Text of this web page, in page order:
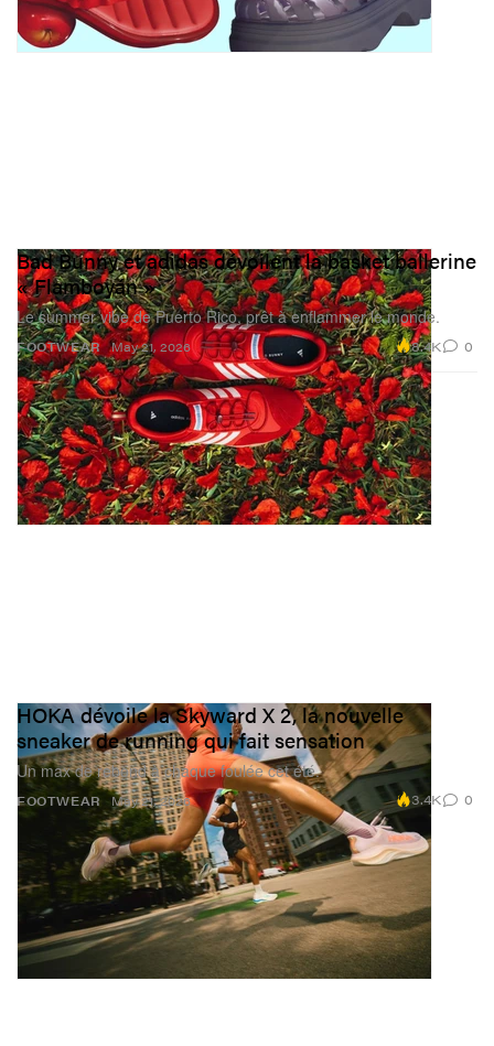
FOOTWEAR
Bad Bunny et adidas dévoilent la basket ballerine
« Flamboyán »
Le summer vibe de Puerto Rico, prêt à enflammer le monde.
May 21, 2026 8.4K 0
FOOTWEAR
HOKA dévoile la Skyward X 2, la nouvelle
sneaker de running qui fait sensation
Un max de rebond à chaque foulée cet été.
May 21, 2026 3.4K 0